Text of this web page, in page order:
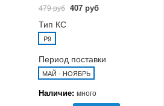
479 руб 407 руб
Тип КС
P9
Период поставки
МАЙ - НОЯБРЬ
Наличие: много